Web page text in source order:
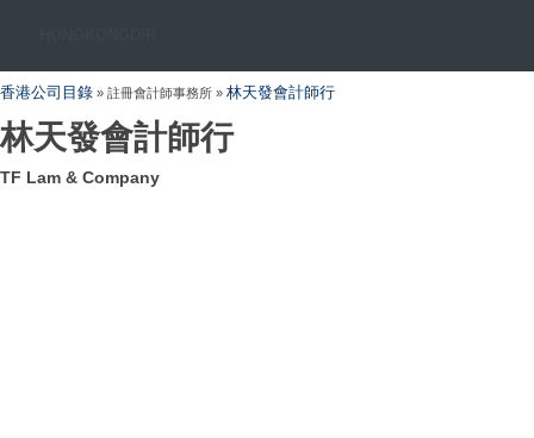
香港公司目錄 » 註冊會計師事務所 » 林天發會計師行
林天發會計師行
TF Lam & Company